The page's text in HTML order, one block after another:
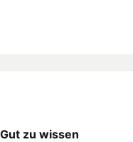
Gut zu wissen